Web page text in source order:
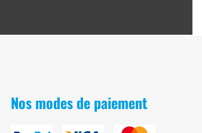
Nos modes de paiement